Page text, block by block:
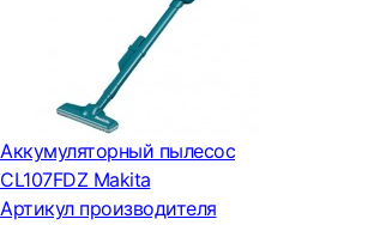
Аккумуляторный пылесос
CL107FDZ Makita
Артикул производителя